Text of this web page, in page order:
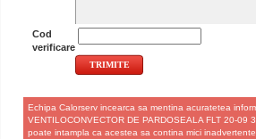
Cod
verificare
Echipa Calorserv incearca sa mentina acuratetea
VENTILOCONVECTOR DE PARDOSEALA FLT 20-09
poate intampla ca acestea sa contina mici